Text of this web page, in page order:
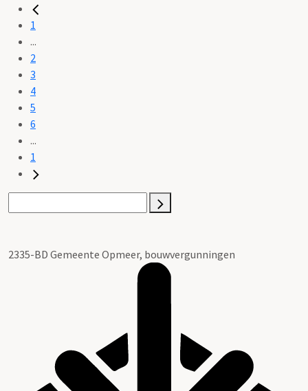
1
...
2
3
4
5
6
...
1
2335-BD Gemeente Opmeer, bouwvergunningen